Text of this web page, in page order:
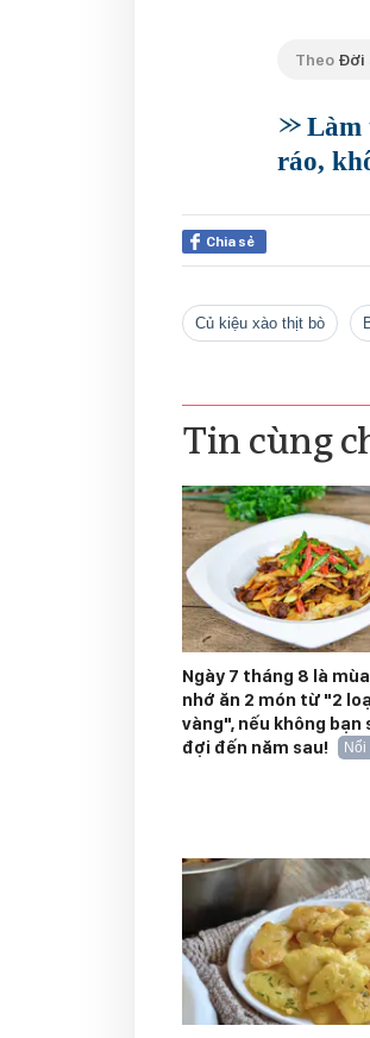
Theo Đời
Làm
ráo,
Chia sẻ
củ kiệu xào thịt bò
Tin cùng
Ngày 7 tháng 8 là
nhớ ăn 2 món từ "2
vàng", nếu không bạn
đợi đến năm sau!
Nổi